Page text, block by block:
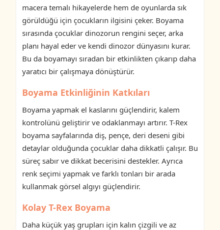
macera temalı hikayelerde hem de oyunlarda sık
görüldüğü için çocukların ilgisini çeker. Boyama
sırasında çocuklar dinozorun rengini seçer, arka
planı hayal eder ve kendi dinozor dünyasını kurar.
Bu da boyamayı sıradan bir etkinlikten çıkarıp daha
yaratıcı bir çalışmaya dönüştürür.
Boyama Etkinliğinin Katkıları
Boyama yapmak el kaslarını güçlendirir, kalem
kontrolünü geliştirir ve odaklanmayı artırır. T-Rex
boyama sayfalarında diş, pençe, deri deseni gibi
detaylar olduğunda çocuklar daha dikkatli çalışır. Bu
süreç sabır ve dikkat becerisini destekler. Ayrıca
renk seçimi yapmak ve farklı tonları bir arada
kullanmak görsel algıyı güçlendirir.
Kolay T-Rex Boyama
Daha küçük yaş grupları için kalın çizgili ve az